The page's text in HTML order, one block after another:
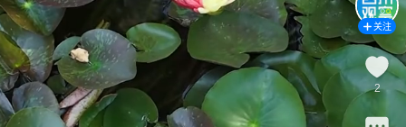
关注
2